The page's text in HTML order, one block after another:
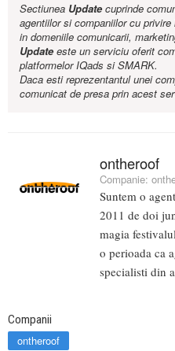
Sectiunea Updatecuprinde
agentiilor si companiilor cu
in domeniile comunicarii,
Updateeste un serviciu oferit
platformelor IQads si SMARK.
Daca esti reprezentantul unei
comunicat de presa prin acest
ontheroof
Companie:
Suntem o
2011 de doi
magia
o perioada ca
specialisti din
Companii
ontheroof